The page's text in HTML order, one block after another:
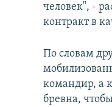
человек", -
контракт в
По словам
командир, а
бревна,